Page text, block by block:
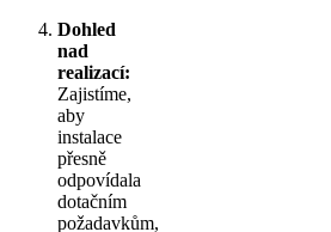
Dohled
nad
realizací:
Zajistíme,
aby
instalace
přesně
odpovídala
dotačním
požadavkům,